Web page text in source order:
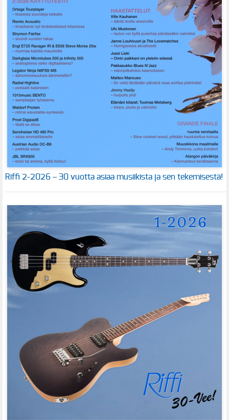
Riffi 2-2026 – 30 vuotta asiaa musiikista ja sen tekemisestä!